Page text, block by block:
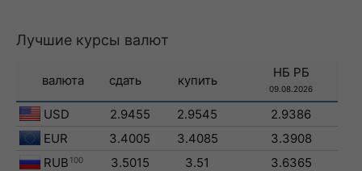
Лучшие курсы валют
валюта сдать купить
НБ РБ
09.08.2026
USD 2.9455 2.9545
2.9386
EUR
3.4005 3.4085
3.3908
RUB 100 3.5015 3.51
3.6365